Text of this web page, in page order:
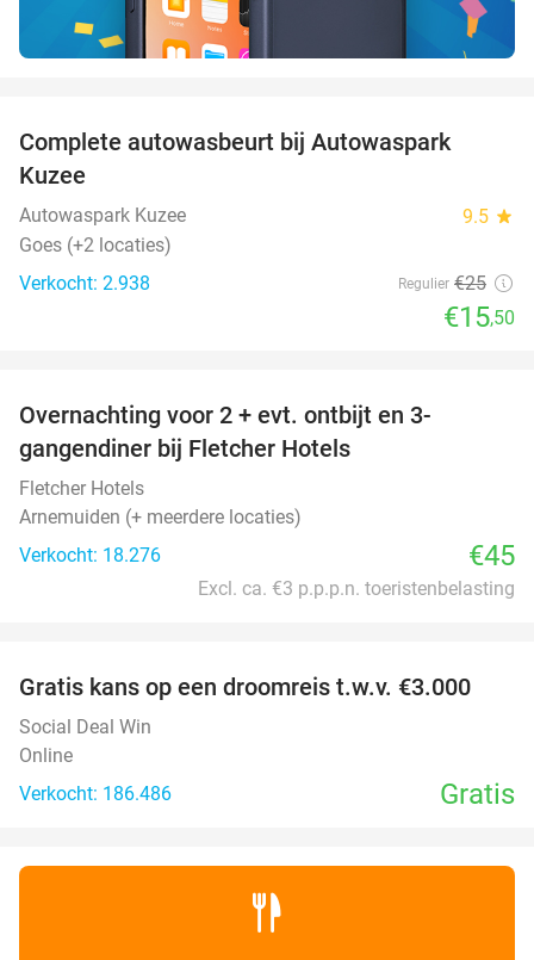
Complete autowasbeurt bij Autowaspark
Kuzee
Autowaspark Kuzee 9.5 star
Goes (+2 locaties)
Verkocht: 2.938
Regulier €25
€15,50
Overnachting voor 2 + evt. ontbijt en 3-
gangendiner bij Fletcher Hotels
Fletcher Hotels
Arnemuiden (+ meerdere locaties)
Verkocht: 18.276
€45
Excl. ca. €3 p.p.p.n. toeristenbelasting
Gratis kans op een droomreis t.w.v. €3.000
Social Deal Win
Online
Verkocht: 186.486
Gratis